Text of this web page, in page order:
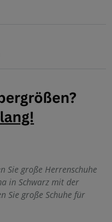
Sie große Herrenschuhe
in Schwarz mit der
Sie große Schuhe für